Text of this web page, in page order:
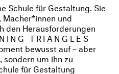
Schule für Gestaltung. Sie
und
den Herausforderungen
TRIANGLES
bewusst auf – aber
um ihn zu
für Gestaltung